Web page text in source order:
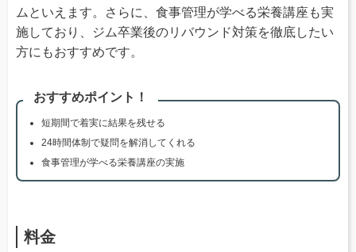
ムといえます。さらに、食事管理が学べる栄養講座も実
施しており、ジム卒業後のリバウンド対策を徹底したい
方にもおすすめです。
おすすめポイント！
短期間で着実に結果を残せる
24時間体制で疑問を解消してくれる
食事管理が学べる栄養講座の実施
料金